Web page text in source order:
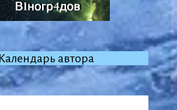
Календарь автора